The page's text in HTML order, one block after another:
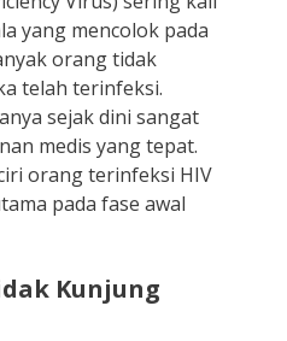
yang mencolok pada
orang tidak
telah terinfeksi.
sejak dini sangat
medis yang tepat.
orang terinfeksi HIV
pada fase awal
Kunjung